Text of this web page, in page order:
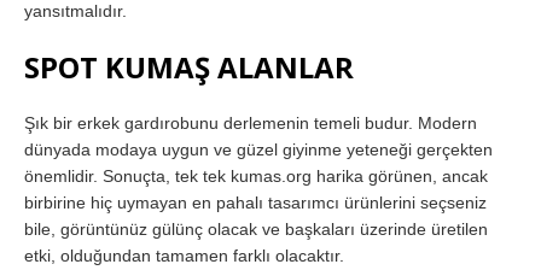
yansıtmalıdır.
SPOT KUMAŞ ALANLAR
Şık bir erkek gardırobunu derlemenin temeli budur. Modern
dünyada modaya uygun ve güzel giyinme yeteneği gerçekten
önemlidir. Sonuçta, tek tek kumas.org harika görünen, ancak
birbirine hiç uymayan en pahalı tasarımcı ürünlerini seçseniz
bile, görüntünüz gülünç olacak ve başkaları üzerinde üretilen
etki, olduğundan tamamen farklı olacaktır.